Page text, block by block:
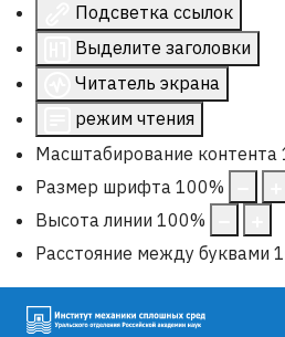
Подсветка ссылок
Выделите заголовки
Читатель экрана
режим чтения
Масштабирование контента
Размер шрифта 100%
Высота линии 100%
Расстояние между буквами